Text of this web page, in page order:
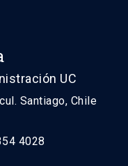
UC
Santiago, Chile
4028